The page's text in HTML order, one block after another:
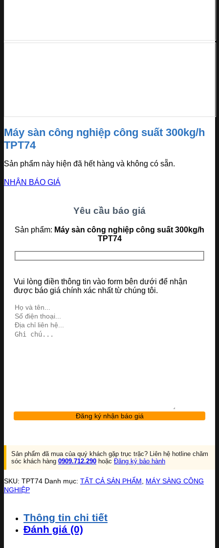
Máy sàn công nghiệp công suất 300kg/h
TPT74
Sản phẩm này hiện đã hết hàng và không có sẵn.
NHẬN BÁO GIÁ
Yêu cầu báo giá
Sản phẩm: Máy sàn công nghiệp công suất 300kg/h
TPT74
Vui lòng điền thông tin vào form bên dưới để nhận
được báo giá chính xác nhất từ chúng tôi.
Sản phẩm đã mua của quý khách gặp trục trặc? Liên hệ hotline chăm
sóc khách hàng 0909.712.290 hoặc Đăng ký bảo hành
SKU: TPT74 Danh mục: TẤT CẢ SẢN PHẨM
MÁY SÀNG CÔNG
NGHIỆP
Thông tin chi tiết
Đánh giá (0)